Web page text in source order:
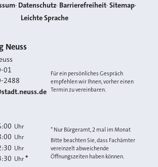
Datenschutz Barrierefreiheit Sitemap
Leichte Sprache
Neuss
01
2488
Für ein persönliches Gespräch
empfehlen wir Ihnen, vorher einen
Termin zu vereinbaren.
Uhr
Uhr
Uhr
Uhr *
* Nur Bürgeramt, 2 mal im Monat
Bitte beachten Sie, dass Fachämter
vereinzelt abweichende
Öffnungszeiten haben können.